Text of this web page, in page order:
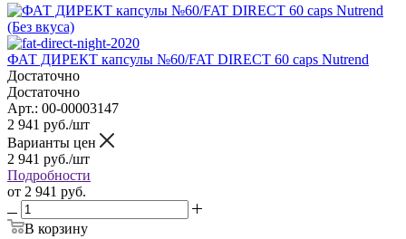
ФАТ ДИРЕКТ капсулы №60/FAT DIRECT 60 caps Nutrend
Достаточно
Достаточно
Арт.: 00-00003147
2 941 руб./шт
Варианты цен
2 941 руб./шт
Подробности
от 2 941 руб.
В корзину